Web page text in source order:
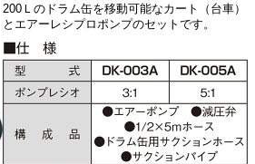
200Ｌのドラム缶を移動可能なカート（台車）
とエアーレシプロポンプのセットです。